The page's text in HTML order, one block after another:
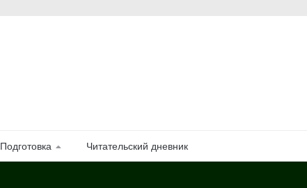
Подготовка Читательский дневник